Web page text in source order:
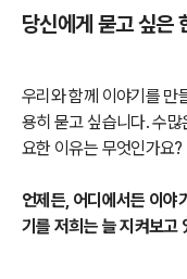
당신에게 묻고 싶은
우리와 함께 이야기를 만
용히 묻고 싶습니다. 수
요한 이유는 무엇인가요?
언제든, 어디에서든 이야
기를 저희는 늘 지켜보고